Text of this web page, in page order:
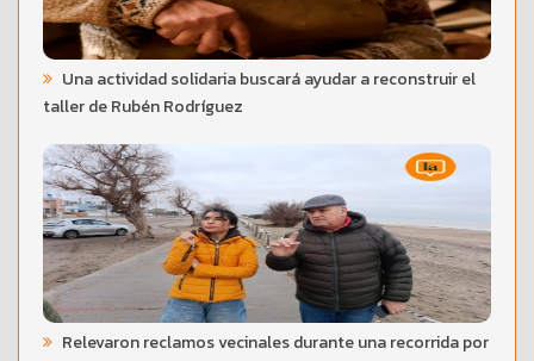
Una actividad solidaria buscará ayudar a reconstruir el
taller de Rubén Rodríguez
Relevaron reclamos vecinales durante una recorrida por